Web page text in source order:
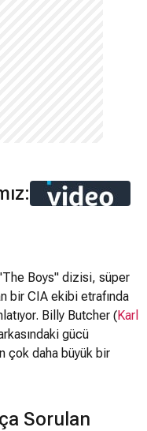
"The Boys" dizisi, süper
bir CIA ekibi etrafında
Billy Butcher (Karl
gücü
çok daha büyük bir
Sorulan